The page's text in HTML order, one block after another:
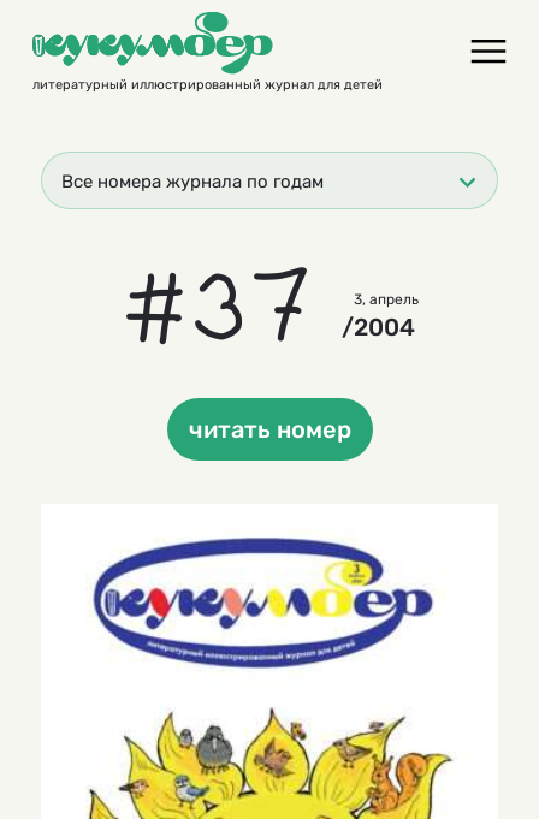
contentлитературный иллюстрированный журнал для детей
Все номера журнала по годам
#37 3, апрель
/2004
читать номер